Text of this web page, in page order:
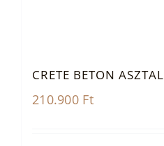
CRETE BETON ASZTAL
210.900 Ft